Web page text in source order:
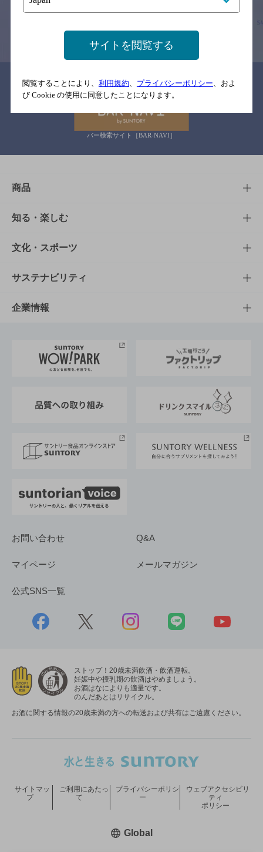
情報提供：ぐるなび
関連リンク
バー検索サイト［BAR-NAVI］
商品
商品TOP
商品一覧
商品発売情報
栄養成分一覧
知る・楽しむ
知る・楽しむTOP
キャンペーン
工場見学
地域情報
文化・スポーツ
文化・スポーツTOP
サントリーホール
サントリーサンバーズ大阪
サステナビリティ
サステナビリティTOP
サントリーが考えるサステナビリティ経営
企業情報
企業概要
採用情報
お問い合わせ Q&A
マイページ メールマガジン
公式SNS一覧
ストップ！20歳未満飲酒・飲酒運転。
妊娠中や授乳期の飲酒はやめましょう。
お酒はなによりも適量です。
のんだあとはリサイクル。
お酒に関する情報の20歳未満の方への転送および共有はご遠慮ください。
サイトマッ
プ
ご利用にあたっ
て
プライバシーポリシ
ー
ウェブアクセシビリ
ティ
ポリシー
Global新しいウィンドウで開く
サイトを閲覧する
閲覧することにより、 利用規約、 プライバシーポリシー、およ
び Cookie の使用に同意したことになります。